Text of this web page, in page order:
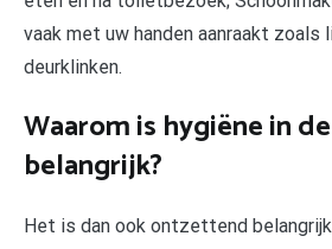
vaak met uw handen aanraakt zoals
deurklinken.
Waarom is hygiëne in
belangrijk?
Het is dan ook ontzettend